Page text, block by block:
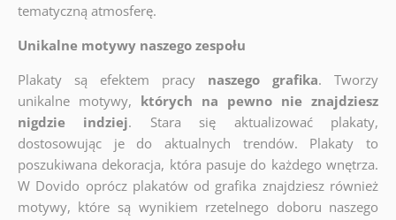
tematyczną atmosferę.
Unikalne motywy naszego zespołu
Plakaty są efektem pracy
naszego grafika. Tworzy
unikalne motywy, których na pewno nie znajdziesz
nigdzie indziej. Stara się aktualizować plakaty,
dostosowując je do aktualnych trendów. Plakaty to
poszukiwana dekoracja, która pasuje do każdego wnętrza.
W Dovido oprócz plakatów od grafika znajdziesz również
motywy, które są wynikiem rzetelnego doboru naszego